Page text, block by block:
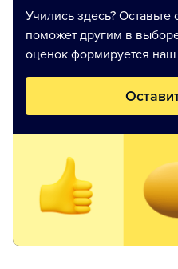
Учились здесь?
поможет другим в
оценок формируется наш